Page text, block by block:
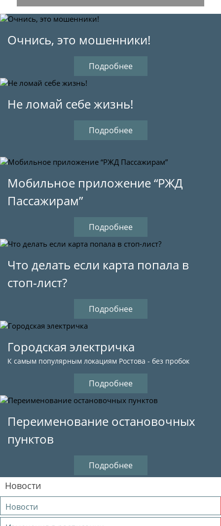
Очнись, это мошенники!
Подробнее
Не ломай себе жизнь!
Подробнее
Мобильное приложение “РЖД
Пассажирам”
Подробнее
Что делать если карта попала в
стоп-лист?
Подробнее
Городская электричка
К самым популярным локациям Ростова - без пробок
Подробнее
Переименование остановочных
пунктов
Подробнее
Новости
Новости